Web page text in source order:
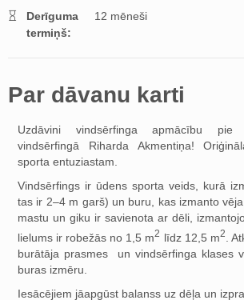
Derīguma
termiņš:
12 mēneši
Par dāvanu karti
Uzdāvini vindsērfinga apmācību pie
vindsērfingā Riharda Akmentiņa!
sporta entuziastam.
Vindsērfings ir ūdens sporta veids, kurā
tas ir 2–4 m garš) un buru, kas izmanto
mastu un giku ir savienota ar dēli,
lielums ir robežās no 1,5 m2 līdz 12,5 m2
.
burātāja prasmes un vindsērfinga klases
buras izmēru.
Iesācējiem jāapgūst balanss uz dēļa un